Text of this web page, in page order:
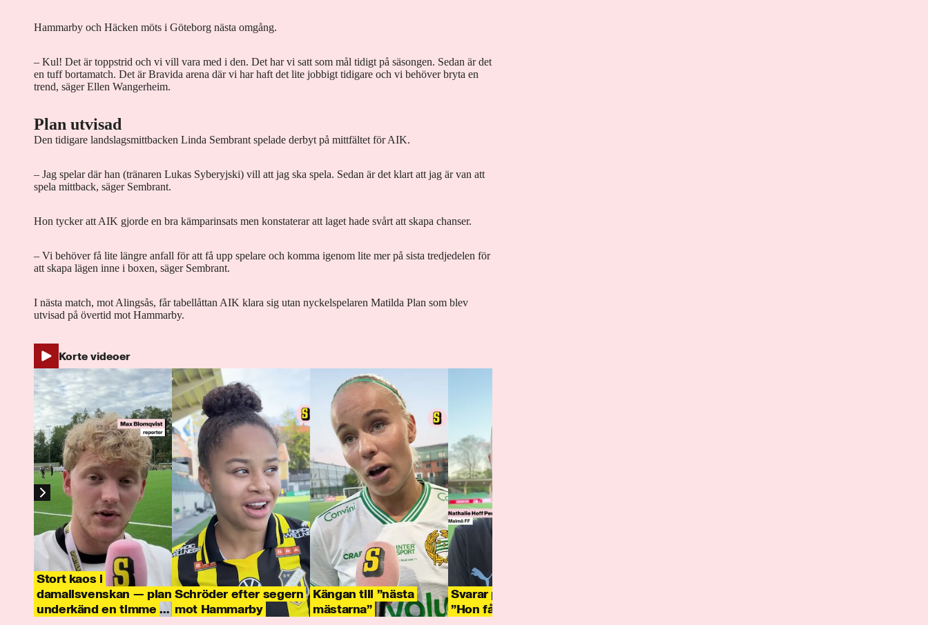
Hammarby och Häcken möts i Göteborg nästa omgång.
– Kul! Det är toppstrid och vi vill vara med i den. Det har vi satt som mål tidigt på säsongen. Sedan är det
en tuff bortamatch. Det är Bravida arena där vi har haft det lite jobbigt tidigare och vi behöver bryta en
trend, säger Ellen Wangerheim.
Plan utvisad
Den tidigare landslagsmittbacken Linda Sembrant spelade derbyt på mittfältet för AIK.
– Jag spelar där han (tränaren Lukas Syberyjski) vill att jag ska spela. Sedan är det klart att jag är van att
spela mittback, säger Sembrant.
Hon tycker att AIK gjorde en bra kämparinsats men konstaterar att laget hade svårt att skapa chanser.
– Vi behöver få lite längre anfall för att få upp spelare och komma igenom lite mer på sista tredjedelen för
att skapa lägen inne i boxen, säger Sembrant.
I nästa match, mot Alingsås, får tabellåttan AIK klara sig utan nyckelspelaren Matilda Plan som blev
utvisad på övertid mot Hammarby.
Korte videoer
Stort kaos i
damallsvenskan — plan
underkänd en timme
Schröder efter segern
mot Hammarby
Kängan till ”nästa
mästarna”
Svarar på kritiken:
”Hon får ringa mig”